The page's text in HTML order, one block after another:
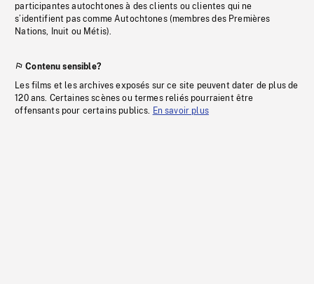
participantes autochtones à des clients ou clientes qui ne
s’identifient pas comme Autochtones (membres des Premières
Nations, Inuit ou Métis).
Contenu sensible?
Les films et les archives exposés sur ce site peuvent dater de plus de
120 ans. Certaines scènes ou termes reliés pourraient être
offensants pour certains publics. En savoir plus